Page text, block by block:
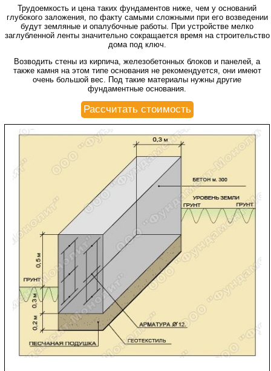
Трудоемкость и цена таких фундаментов ниже, чем у оснований
глубокого заложения, по факту самыми сложными при его возведении
будут земляные и опалубочные работы. При устройстве мелко
заглубленной ленты значительно сокращается время на строительство
дома под ключ.
Возводить стены из кирпича, железобетонных блоков и панелей, а
также камня на этом типе основания не рекомендуется, они имеют
очень большой вес. Под такие материалы нужны другие
фундаментные основания.
Рассчитать стоимость